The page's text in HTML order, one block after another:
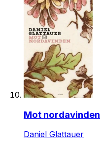
Mot nordavinden
Daniel Glattauer